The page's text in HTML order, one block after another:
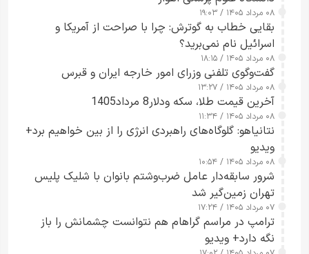
۰۸ مرداد ۱۴۰۵ / ۱۹:۰۳
بقایی خطاب به گوترش: چرا با صراحت از آمریکا و
اسرائیل نام نمی‌برید؟
۰۸ مرداد ۱۴۰۵ / ۱۸:۱۵
گفت‌وگوی تلفنی وزرای امور خارجه ایران و قبرس
۰۸ مرداد ۱۴۰۵ / ۱۳:۲۷
آخرین قیمت طلا، سکه ودلار8 مرداد1405
۰۸ مرداد ۱۴۰۵ / ۱۱:۳۴
نتانیاهو: گلوگاه‌های راهبردی انرژی را از بین خواهیم برد+
ویدیو
۰۸ مرداد ۱۴۰۵ / ۱۰:۵۴
شرور سابقه‌دار عامل ضرب‌وشتم بانوان با شلیک پلیس
تهران زمین‌گیر شد
۰۷ مرداد ۱۴۰۵ / ۱۷:۲۴
ترامپ در مراسم گراهام هم نتوانست چشمانش را باز
نگه دارد+ ویدیو